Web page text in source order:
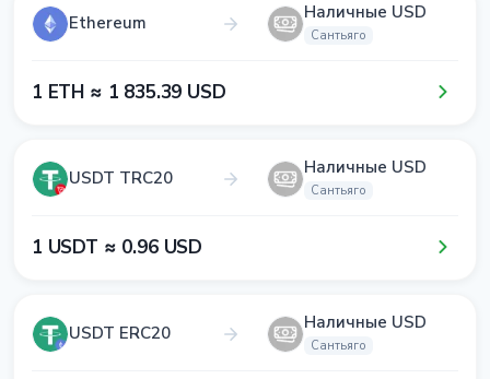
Ethereum Наличные USD
Сантьяго
1​ ETH ≈ 1​ 8​3​5​.3​9​ USD
USDT TRC20 Наличные USD
Сантьяго
1​ USDT ≈ 0​.9​6​ USD
USDT ERC20 Наличные USD
Сантьяго